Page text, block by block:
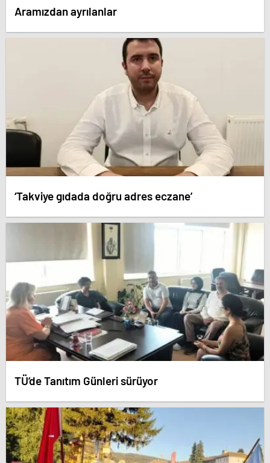
Aramızdan ayrılanlar
‘Takviye gıdada doğru adres eczane’
TÜ’de Tanıtım Günleri sürüyor